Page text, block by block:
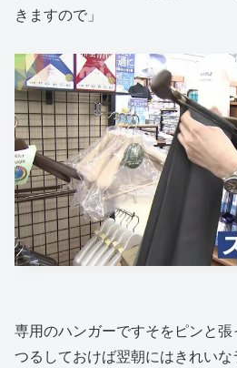
きますので」
専用のハンガーですそをピンと
つるしておけば翌朝にはきれい